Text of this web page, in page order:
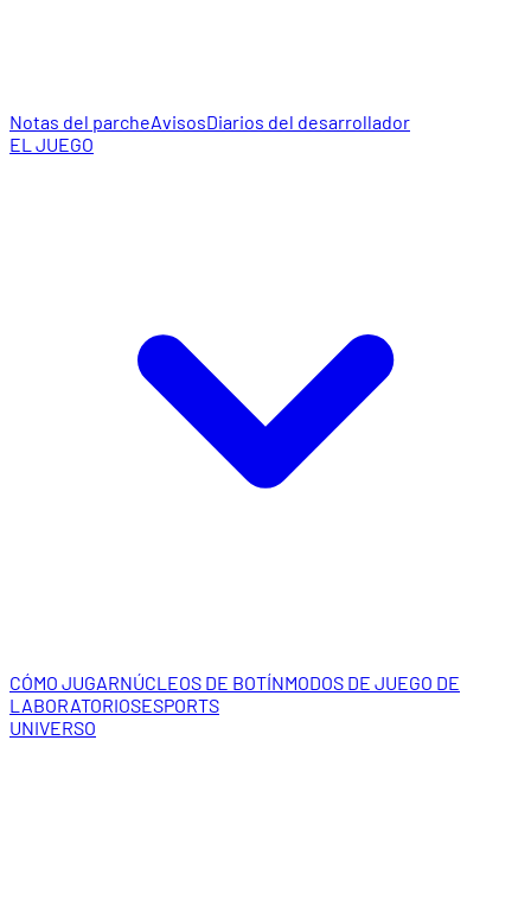
Notas del parcheAvisosDiarios del desarrollador
EL JUEGO
CÓMO JUGARNÚCLEOS DE BOTÍNMODOS DE JUEGO DE
LABORATORIOSESPORTS
UNIVERSO